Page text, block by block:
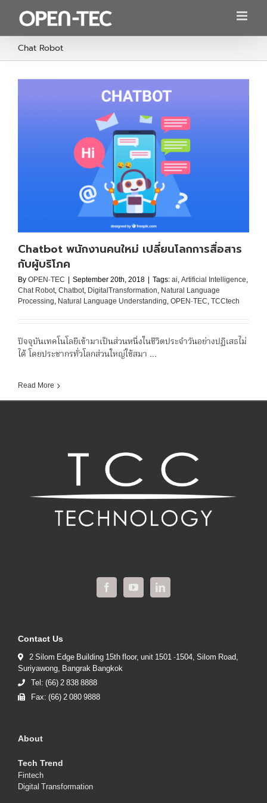
content
Chat Robot
Chatbot พนักงานคนใหม่ เปลี่ยนโลกการสื่อสาร
กับผู้บริโภค
ByOPEN-TEC | September 20th, 2018 | Tags:ai,Artificial Intelligence,
Chat Robot,Chatbot, DigitalTransformation, Natural Language
Processing, Natural Language Understanding,OPEN-TEC,TCCtech
ปัจจุบันเทคโนโลยีเข้ามาเป็นส่วนหนึ่งในชีวิตประจำวันอย่างปฏิเสธไม่
ได้ โดยประชากรทั่วโลกส่วนใหญ่ใช้สมา ...
Read More
Contact Us
2 Silom Edge Building 15th floor, unit 1501 -1504, Silom Road,
Suriyawong, Bangrak Bangkok
Tel: (66) 2 838 8888
Fax: (66) 2 080 9888
About
Tech Trend
Fintech
Digital Transformation